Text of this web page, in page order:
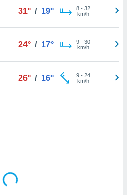
31° / 19° 8- 32
km/h
24° / 17° 9- 30
km/h
26° / 16° 9- 24
km/h